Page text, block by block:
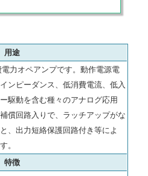
用途
力オペアンプです。動作電源電
ンピーダンス、低消費電流、低入
駆動を含む種々のアナログ応用
償回路入りで、ラッチアップがな
、出力短絡保護回路付き等によ
。
特徴